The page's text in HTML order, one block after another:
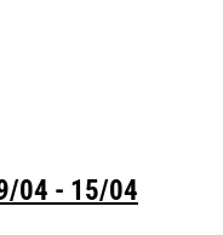
04 - 15/04